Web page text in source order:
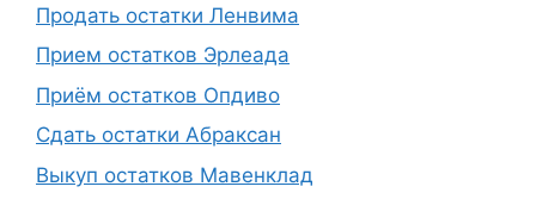
Продать остатки Ленвима
Прием остатков Эрлеада
Приём остатков Опдиво
Сдать остатки Абраксан
Выкуп остатков Мавенклад